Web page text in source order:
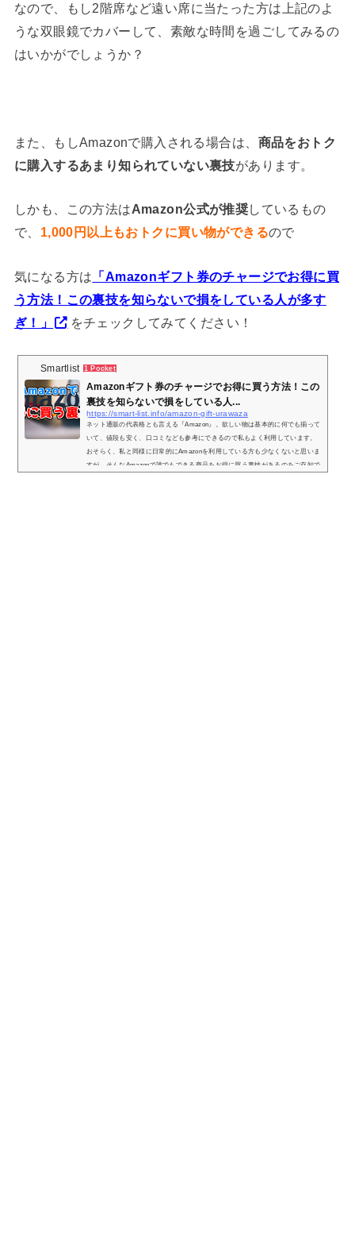
なので、もし2階席など遠い席に当たった方は上記のよ
うな双眼鏡でカバーして、素敵な時間を過ごしてみるの
はいかがでしょうか？
また、もしAmazonで購入される場合は、 商品をおトク
に購入するあまり知られていない裏技があります。
しかも、この方法はAmazon公式が推奨しているもの
で、 1,000円以上もおトクに買い物ができるので
気になる方は 「Amazonギフト券のチャージでお得に買
う方法！この裏技を知らないで損をしている人が多す
ぎ！」
をチェックしてみてください！
Smartlist 1 Pocket
Amazonギフト券のチャージでお得に買う方法！この
裏技を知らないで損をしている人...
https://smart-list.info/amazon-gift-urawaza
ネット通販の代表格とも言える『Amazon』。欲しい物は基本的に何でも揃って
いて、値段も安く、口コミなども参考にできるので私もよく利用しています。
おそらく、私と同様に日常的にAmazonを利用している方も少なくないと思いま
すが、そんなAmazonで誰でもできる商品をお得に買う裏技があるのをご存知で